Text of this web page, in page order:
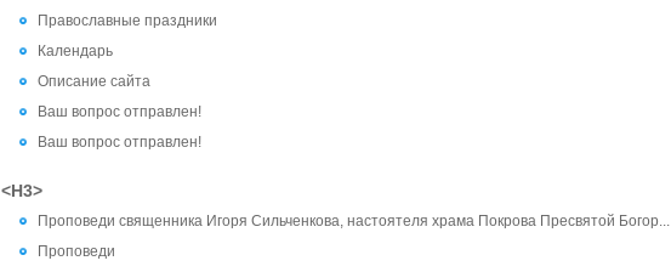
Православные праздники
Календарь
Описание сайта
Ваш вопрос отправлен!
Ваш вопрос отправлен!
<H3>
Проповеди священника Игоря Сильченкова, настоятеля храма Покрова Пресвятой Богор...
Проповеди